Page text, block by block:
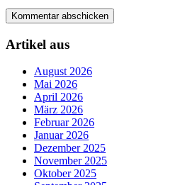
Artikel aus
August 2026
Mai 2026
April 2026
März 2026
Februar 2026
Januar 2026
Dezember 2025
November 2025
Oktober 2025